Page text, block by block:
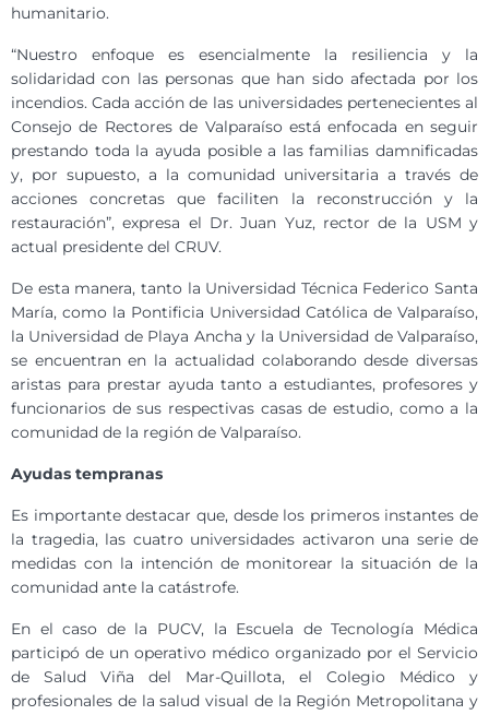
humanitario.
“Nuestro enfoque es esencialmente la resiliencia y la
solidaridad con las personas que han sido afectada por los
incendios. Cada acción de las universidades pertenecientes al
Consejo de Rectores de Valparaíso está enfocada en seguir
prestando toda la ayuda posible a las familias damnificadas
y, por supuesto, a la comunidad universitaria a través de
acciones concretas que faciliten la reconstrucción y la
restauración”, expresa el Dr. Juan Yuz, rector de la USM y
actual presidente del CRUV.
De esta manera, tanto la Universidad Técnica Federico Santa
María, como la Pontificia Universidad Católica de Valparaíso,
la Universidad de Playa Ancha y la Universidad de Valparaíso,
se encuentran en la actualidad colaborando desde diversas
aristas para prestar ayuda tanto a estudiantes, profesores y
funcionarios de sus respectivas casas de estudio, como a la
comunidad de la región de Valparaíso.
Ayudas tempranas
Es importante destacar que, desde los primeros instantes de
la tragedia, las cuatro universidades activaron una serie de
medidas con la intención de monitorear la situación de la
comunidad ante la catástrofe.
En el caso de la PUCV, la Escuela de Tecnología Médica
participó de un operativo médico organizado por el Servicio
de Salud Viña del Mar-Quillota, el Colegio Médico y
profesionales de la salud visual de la Región Metropolitana y